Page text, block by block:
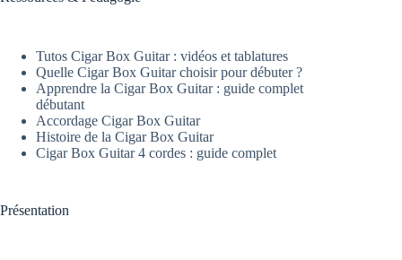
Tutos Cigar Box Guitar : vidéos et tablatures
Quelle Cigar Box Guitar choisir pour débuter ?
Apprendre la Cigar Box Guitar : guide complet
débutant
Accordage Cigar Box Guitar
Histoire de la Cigar Box Guitar
Cigar Box Guitar 4 cordes : guide complet
Présentation